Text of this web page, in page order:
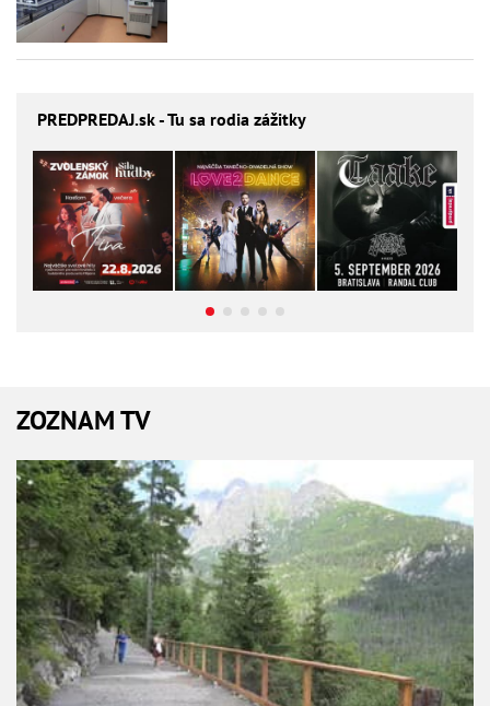
PREDPREDAJ.sk - Tu sa rodia zážitky
ZOZNAM TV